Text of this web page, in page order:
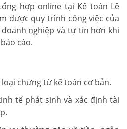
hợp online tại Kế toán Lê
được quy trình công việc của
nghiệp và tự tin hơn khi
cáo.
chứng từ kế toán cơ bản.
tế phát sinh và xác định tài